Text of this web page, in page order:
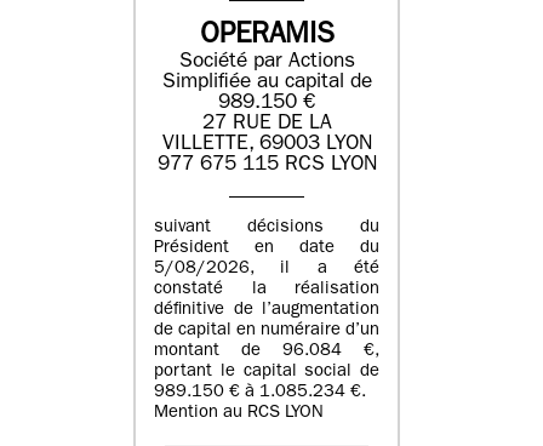
OPERAMIS
Société par Actions
Simplifiée au capital de
989.150 €
27 RUE DE LA
VILLETTE, 69003 LYON
977 675 115 RCS LYON
suivant décisions du
Président en date du
5/08/2026, il a été
constaté la réalisation
définitive de l’augmentation
de capital en numéraire d’un
montant de 96.084 €,
portant le capital social de
989.150 € à 1.085.234 €.
Mention au RCS LYON